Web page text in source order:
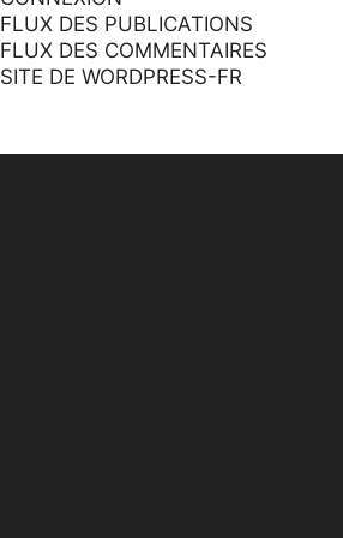
FLUX DES PUBLICATIONS
FLUX DES COMMENTAIRES
SITE DE WORDPRESS-FR